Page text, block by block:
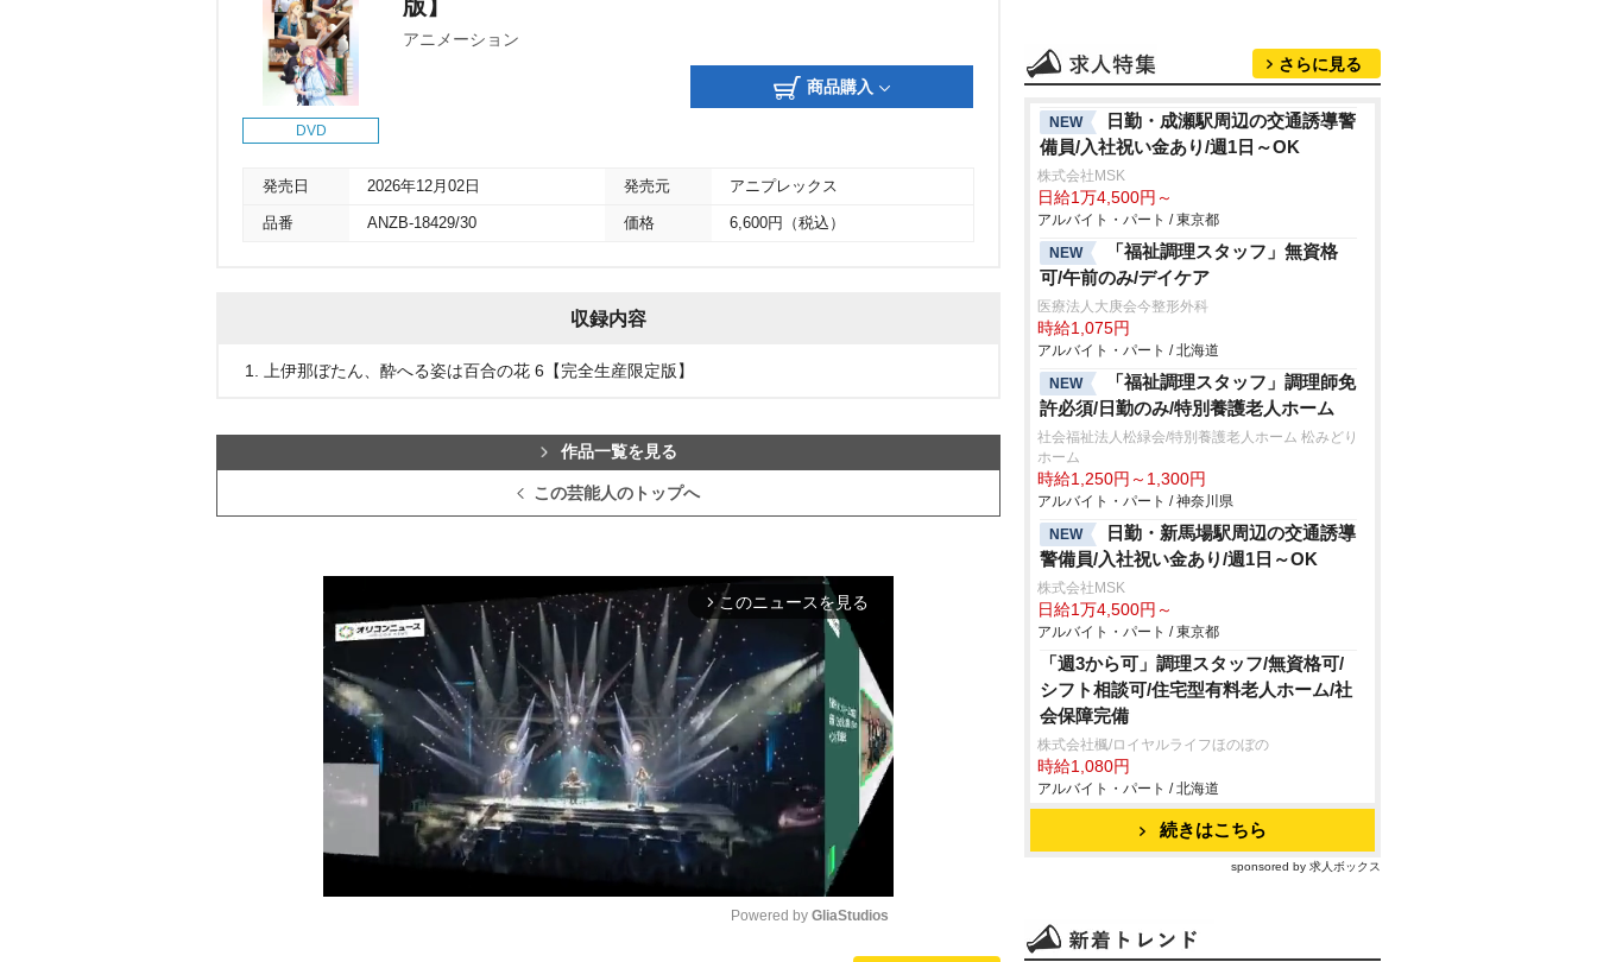
DVD
版】
アニメーション
商品購入
発売日 2026年12月02日 発売元 アニプレックス
品番 ANZB-18429/30 価格 6,600円（税込）
収録内容
1. 上伊那ぼたん、酔へる姿は百合の花 6【完全生産限定版】
作品一覧を見る
この芸能人のトップへ
arrow_forward_ios このニュースを見る
Powered by GliaStudios
さらに見る
NEW
日勤・成瀬駅周辺の交通誘導警
備員/入社祝い金あり/週1日～OK
株式会社MSK
日給1万4,500円～
アルバイト・パート / 東京都
NEW
「福祉調理スタッフ」無資格
可/午前のみ/デイケア
医療法人大庚会今整形外科
時給1,075円
アルバイト・パート / 北海道
NEW
「福祉調理スタッフ」調理師免
許必須/日勤のみ/特別養護老人ホーム
社会福祉法人松緑会/特別養護老人ホーム 松みどり
ホーム
時給1,250円～1,300円
アルバイト・パート / 神奈川県
NEW
日勤・新馬場駅周辺の交通誘導
警備員/入社祝い金あり/週1日～OK
株式会社MSK
日給1万4,500円～
アルバイト・パート / 東京都
「週3から可」調理スタッフ/無資格可/
シフト相談可/住宅型有料老人ホーム/社
会保障完備
株式会社楓/ロイヤルライフほのぼの
時給1,080円
アルバイト・パート / 北海道
続きはこちら
sponsored by 求人ボックス